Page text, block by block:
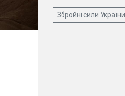
Збройні сили України